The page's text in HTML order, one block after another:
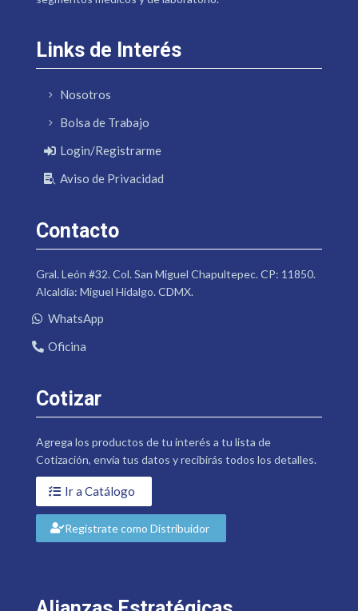
Links de Interés
Nosotros
Bolsa de Trabajo
Login/Registrarme
Aviso de Privacidad
Contacto
Gral. León #32. Col. San Miguel Chapultepec. CP: 11850.
Alcaldía: Miguel Hidalgo. CDMX.
WhatsApp
Oficina
Cotizar
Agrega los productos de tu interés a tu lista de
Cotización, envía tus datos y recibirás todos los detalles.
Ir a Catálogo
Regístrate como Distribuidor